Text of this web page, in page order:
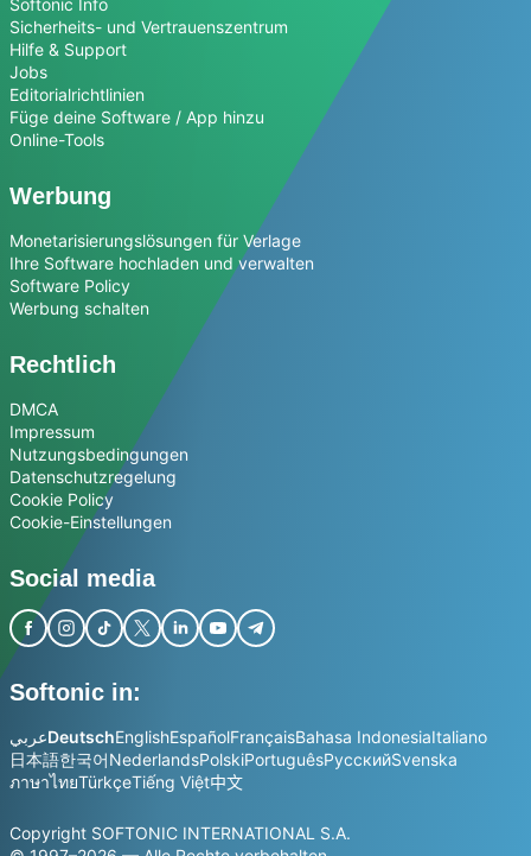
Softonic Info
Sicherheits- und Vertrauenszentrum
Hilfe & Support
Jobs
Editorialrichtlinien
Füge deine Software / App hinzu
Online-Tools
Werbung
Monetarisierungslösungen für Verlage
Ihre Software hochladen und verwalten
Software Policy
Werbung schalten
Rechtlich
DMCA
Impressum
Nutzungsbedingungen
Datenschutzregelung
Cookie Policy
Cookie-Einstellungen
Social media
Softonic in:
عربيDeutschEnglishEspañolFrançaisBahasa IndonesiaItaliano
日本語한국어NederlandsPolskiPortuguêsРусскийSvenska
ภาษาไทยTürkçeTiếng Việt中文
Copyright SOFTONIC INTERNATIONAL S.A.